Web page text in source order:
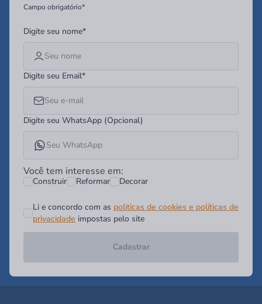
Campo obrigatório*
Digite seu nome*
Digite seu Email*
Digite seu WhatsApp (Opcional)
Você tem interesse em:
Construir Reformar Decorar
Li e concordo com as politicas de cookies e políticas de
privacidade impostas pelo site
Cadastrar